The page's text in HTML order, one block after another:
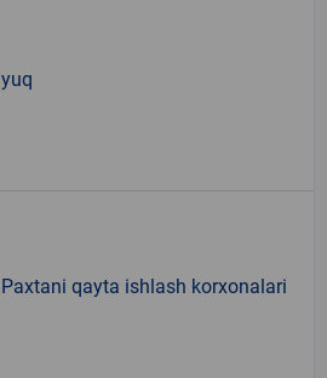
yuq
Paxtani qayta ishlash korxonalari